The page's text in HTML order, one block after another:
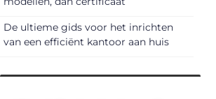
De ultieme gids voor het inrichten
van een efficiënt kantoor aan huis